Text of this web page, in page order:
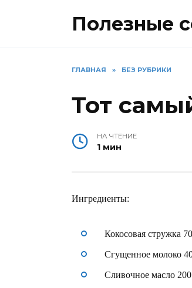
Полезные
ГЛАВНАЯ » БЕЗ РУБРИКИ
Тот
НА ЧТЕНИЕ
1 мин
Ингредиенты:
Кокосовая стружка
Сгущенное молоко
Сливочное масло